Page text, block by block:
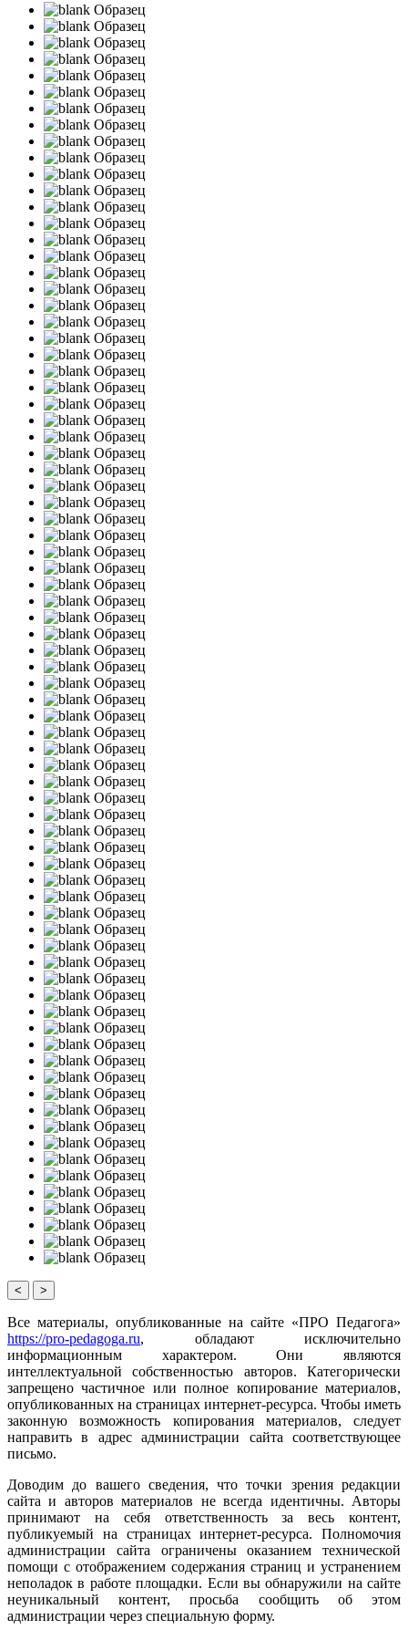
Образец
Образец
Образец
Образец
Образец
Образец
Образец
Образец
Образец
Образец
Образец
Образец
Образец
Образец
Образец
Образец
Образец
Образец
Образец
Образец
Образец
Образец
Образец
Образец
Образец
Образец
Образец
Образец
Образец
Образец
Образец
Образец
Образец
Образец
Образец
Образец
Образец
Образец
Образец
Образец
Образец
Образец
Образец
Образец
Образец
Образец
Образец
Образец
Образец
Образец
Образец
Образец
Образец
Образец
Образец
Образец
Образец
Образец
Образец
Образец
Образец
Образец
Образец
Образец
Образец
Образец
Образец
Образец
Образец
Образец
Образец
Образец
Образец
Образец
Образец
Образец
Образец
< >
Все материалы, опубликованные на сайте «ПРО Педагога»
https://pro-pedagoga.ru, обладают исключительно
информационным характером. Они являются
интеллектуальной собственностью авторов. Категорически
запрещено частичное или полное копирование материалов,
опубликованных на страницах интернет-ресурса. Чтобы иметь
законную возможность копирования материалов, следует
направить в адрес администрации сайта соответствующее
письмо.
Доводим до вашего сведения, что точки зрения редакции
сайта и авторов материалов не всегда идентичны. Авторы
принимают на себя ответственность за весь контент,
публикуемый на страницах интернет-ресурса. Полномочия
администрации сайта ограничены оказанием технической
помощи с отображением содержания страниц и устранением
неполадок в работе площадки. Если вы обнаружили на сайте
неуникальный контент, просьба сообщить об этом
администрации через специальную форму.